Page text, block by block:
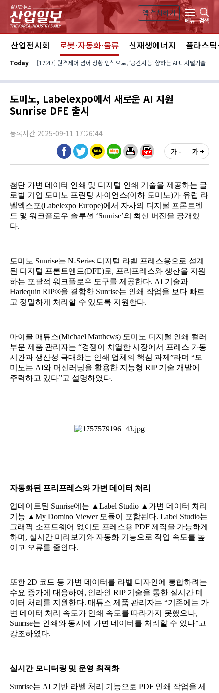
본문 바로가기
앱 설치하기
메뉴
검색
산업전시회 로봇·자동화·물류 신재생에너지 플라스틱
Today [12:47] 원격제어 넘어 상황 인식으로, ‘공간지능’ 향하는 AI·디지털기술
도미노, Labelexpo에서 새로운 AI 지원
Sunrise DFE 출시
등록시간 2025-09-11 17:26:44
가 -
가 +